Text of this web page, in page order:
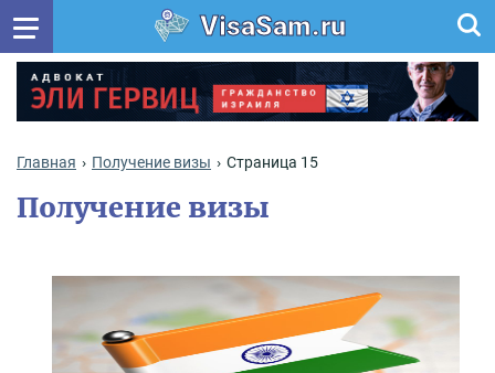
VisaSam.ru
Главная Получение визы Страница 15
Получение визы